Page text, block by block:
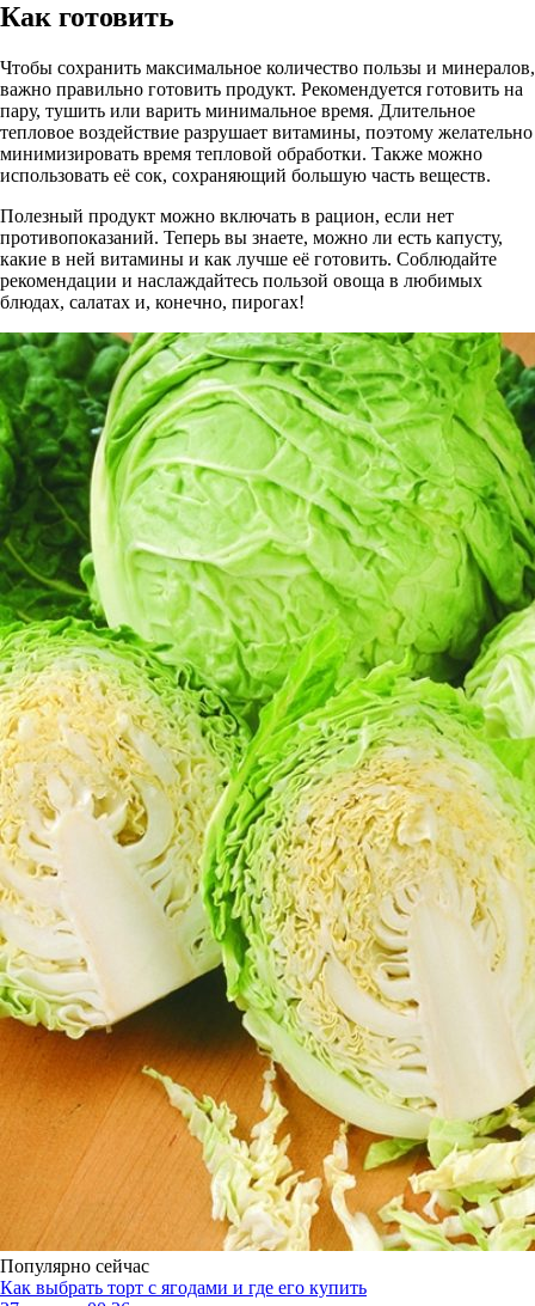
Как готовить
Чтобы сохранить максимальное количество пользы и минералов,
важно правильно готовить продукт. Рекомендуется готовить на
пару, тушить или варить минимальное время. Длительное
тепловое воздействие разрушает витамины, поэтому желательно
минимизировать время тепловой обработки. Также можно
использовать её сок, сохраняющий большую часть веществ.
Полезный продукт можно включать в рацион, если нет
противопоказаний. Теперь вы знаете, можно ли есть капусту,
какие в ней витамины и как лучше её готовить. Соблюдайте
рекомендации и наслаждайтесь пользой овоща в любимых
блюдах, салатах и, конечно, пирогах!
Популярно сейчас
Как выбрать торт с ягодами и где его купить